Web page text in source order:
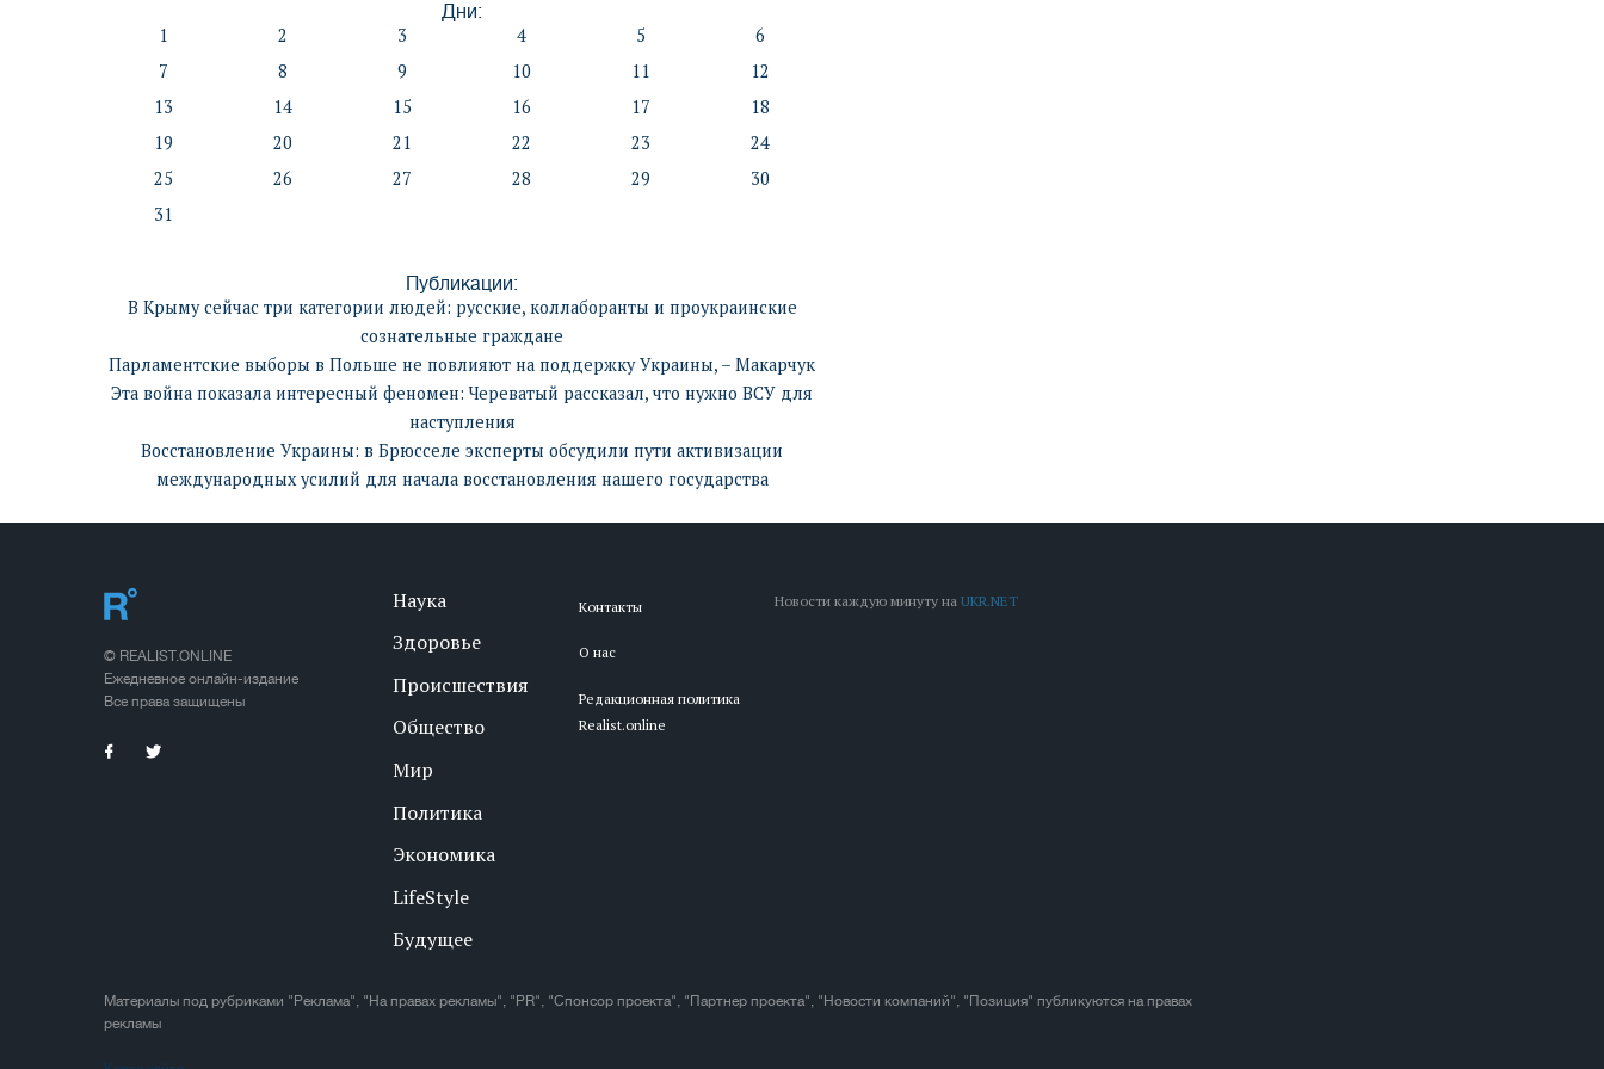
Дни:
1 2 3 4 5
6
7
8 9 10 11
12
13
14 15 16 17
18
19
20 21 22 23
24
25
26 27 28 29
30
31
Публикации:
В Крыму сейчас три категории людей: русские, коллаборанты и проукраинские
сознательные граждане
Парламентские выборы в Польше не повлияют на поддержку Украины, – Макарчук
Эта война показала интересный феномен: Череватый рассказал, что нужно ВСУ для
наступления
Восстановление Украины: в Брюсселе эксперты обсудили пути активизации
международных усилий для начала восстановления нашего государства
© REALIST.ONLINE
Ежедневное онлайн-издание
Все права защищены
Наука
Здоровье
Происшествия
Общество
Мир
Политика
Экономика
LifeStyle
Будущее
Контакты
О нас
Редакционная политика
Realist.online
Новости каждую минуту наUKR.NET
Материалы под рубриками "Реклама", "На правах рекламы", "PR", "Спонсор проекта", "Партнер проекта", "Новости компаний", "Позиция" публикуются на правах
рекламы